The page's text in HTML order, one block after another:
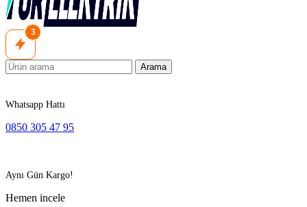
3
Arama
Whatsapp Hattı
0850 305 47 95
Aynı Gün Kargo!
Hemen incele